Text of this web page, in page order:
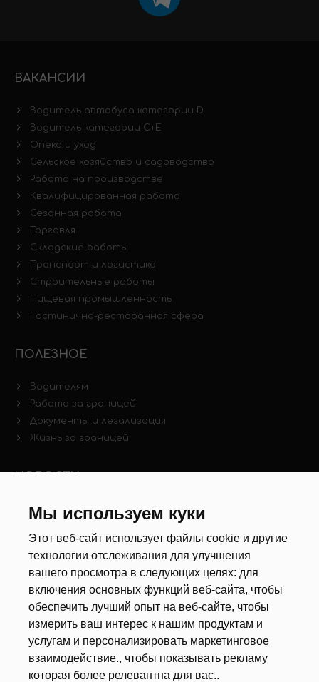
Мы используем куки
Этот веб-сайт использует файлы cookie и другие
технологии отслеживания для улучшения
вашего просмотра в следующих целях: для
включения основных функций веб-сайта, чтобы
обеспечить лучший опыт на веб-сайте, чтобы
измерить ваш интерес к нашим продуктам и
услугам и персонализировать маркетинговое
взаимодействие., чтобы показывать рекламу
которая более релевантна для вас..
ВАКАНСИИ
Водитель автобуса категории D
Водитель категории C+E
Опека и уход
Сельское хозяйство и садоводство
Работа на производстве
Квалифицированная работа
Сезонная работа
Торговля
Складские работы
Транспорт и логистика
Строительные работы
Пищевая промышленность
Гостинично-ресторанная сфера
ПОЛЕЗНОЕ
Водителям
Работа за границей
Документы и легализация
Жизнь за границей
НОВОСТИ
Новости рынка труда
Анкета
Калькулятор дат
Документы